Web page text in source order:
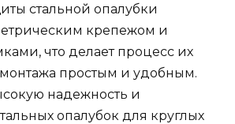
стальной опалубки
крепежом и
что делает процесс их
простым и удобным.
надежность и
опалубок для круглых